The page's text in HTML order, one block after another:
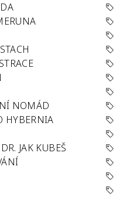
NOMÁD
HYBERNIA
JAK KUBEŠ